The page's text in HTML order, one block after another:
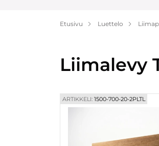
Etusivu Luettelo
Liimalevy
ARTIKKELI: 1500-700-20-2PLTL